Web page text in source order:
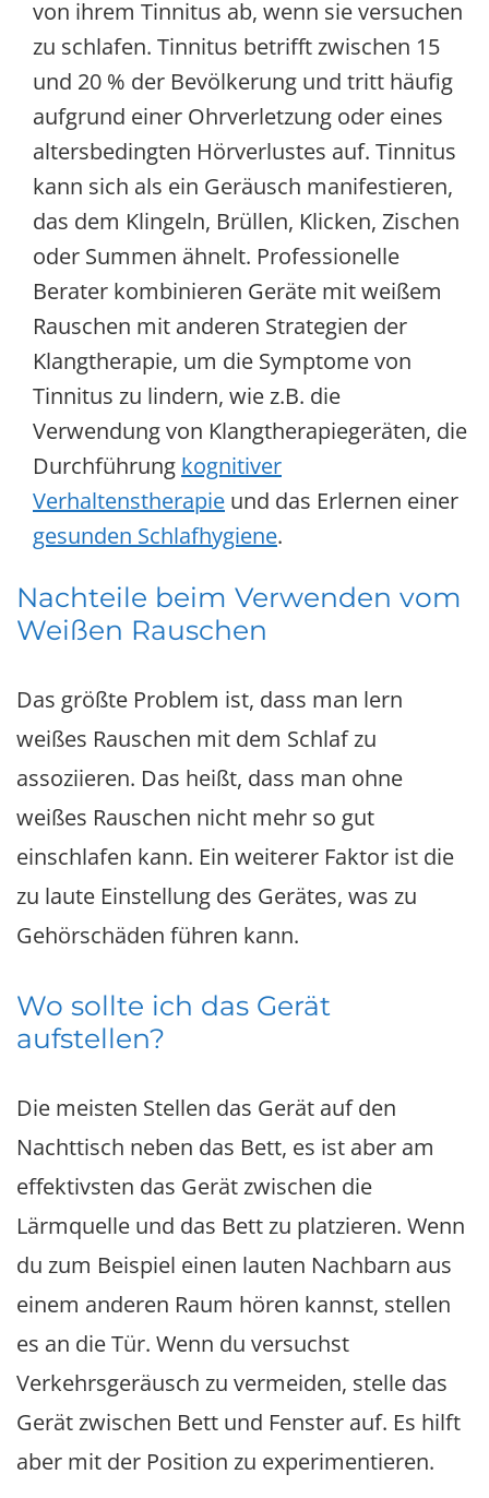
von ihrem Tinnitus ab, wenn sie versuchen
zu schlafen. Tinnitus betrifft zwischen 15
und 20 % der Bevölkerung und tritt häufig
aufgrund einer Ohrverletzung oder eines
altersbedingten Hörverlustes auf. Tinnitus
kann sich als ein Geräusch manifestieren,
das dem Klingeln, Brüllen, Klicken, Zischen
oder Summen ähnelt. Professionelle
Berater kombinieren Geräte mit weißem
Rauschen mit anderen Strategien der
Klangtherapie, um die Symptome von
Tinnitus zu lindern, wie z.B. die
Verwendung von Klangtherapiegeräten, die
Durchführung kognitiver
Verhaltenstherapie und das Erlernen einer
gesunden Schlafhygiene.
Nachteile beim Verwenden vom
Weißen Rauschen
Das größte Problem ist, dass man lern
weißes Rauschen mit dem Schlaf zu
assoziieren. Das heißt, dass man ohne
weißes Rauschen nicht mehr so gut
einschlafen kann. Ein weiterer Faktor ist die
zu laute Einstellung des Gerätes, was zu
Gehörschäden führen kann.
Wo sollte ich das Gerät
aufstellen?
Die meisten Stellen das Gerät auf den
Nachttisch neben das Bett, es ist aber am
effektivsten das Gerät zwischen die
Lärmquelle und das Bett zu platzieren. Wenn
du zum Beispiel einen lauten Nachbarn aus
einem anderen Raum hören kannst, stellen
es an die Tür. Wenn du versuchst
Verkehrsgeräusch zu vermeiden, stelle das
Gerät zwischen Bett und Fenster auf. Es hilft
aber mit der Position zu experimentieren.